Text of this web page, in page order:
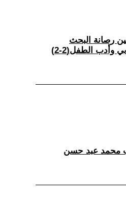
رصانة البحث
وأدب الطفل(2-2)